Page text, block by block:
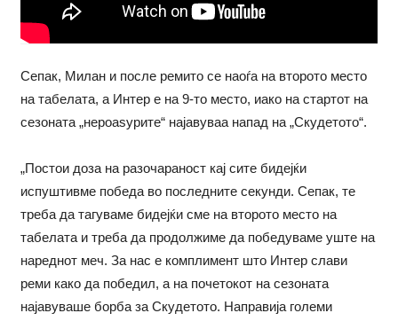
Сепак, Милан и после ремито се наоѓа на второто место
на табелата, а Интер е на 9-то место, иако на стартот на
сезоната „нероаѕурите“ најавуваа напад на „Скудетото“.
„Постои доза на разочараност кај сите бидејќи
испуштивме победа во последните секунди. Сепак, те
треба да тагуваме бидејќи сме на второто место на
табелата и треба да продолжиме да победуваме уште на
нареднот меч. За нас е комплимент што Интер слави
реми како да победил, а на почетокот на сезоната
најавуваше борба за Скудетото. Направија големи